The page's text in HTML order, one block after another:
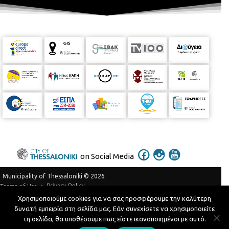
on Social Media
Municipality of Thessaloniki © 2026
Terms of Use
Privacy Policy
Telephone Catalog
Developed byMyCompany Projects
Χρησιμοποιούμε cookies για να σας προσφέρουμε την καλύτερη
δυνατή εμπειρία στη σελίδα μας. Εάν συνεχίσετε να χρησιμοποιείτε
τη σελίδα, θα υποθέσουμε πως είστε ικανοποιημένοι με αυτό.